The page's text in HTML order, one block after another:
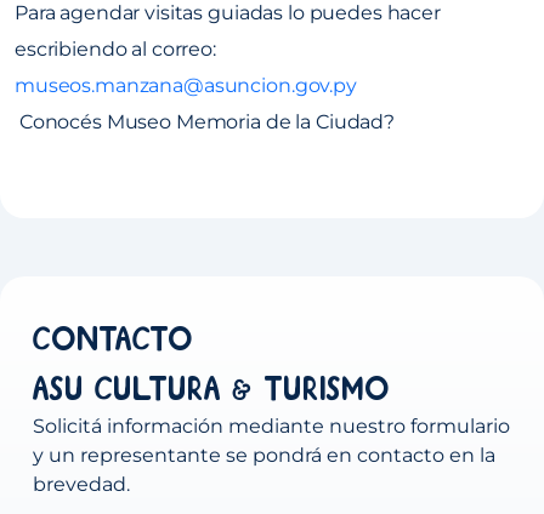
Para agendar visitas guiadas lo puedes hacer
escribiendo al correo:
museos.manzana@asuncion.gov.py
Conocés Museo Memoria de la Ciudad?
Contacto
ASU Cultura & Turismo
Solicitá información mediante nuestro formulario
y un representante se pondrá en contacto en la
brevedad.